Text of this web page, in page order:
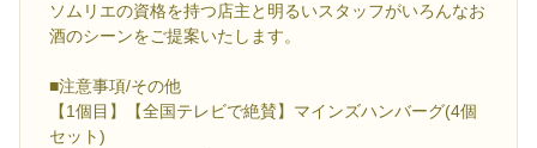
ソムリエの資格を持つ店主と明るいスタッフがいろんなお
酒のシーンをご提案いたします。
■注意事項/その他
【1個目】【全国テレビで絶賛】マインズハンバーグ(4個
セット)